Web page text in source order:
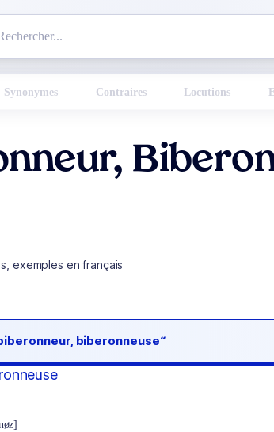
Synonymes Contraires Locutions
exemples en français
biberonneuse“